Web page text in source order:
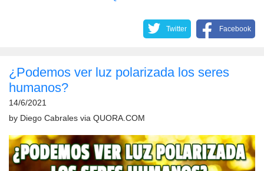
Twitter Facebook
¿Podemos ver luz polarizada los seres
humanos?
14/6/2021
by Diego Cabrales via QUORA.COM